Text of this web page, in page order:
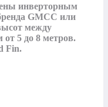
инверторным
GMCC или
между
5 до 8 метров.
Fin.